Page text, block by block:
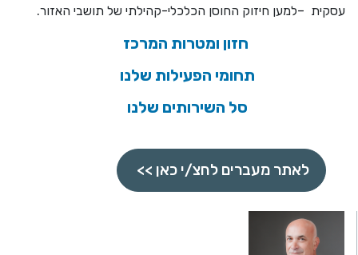
עסקית –למען חיזוק החוסן הכלכלי-קהילתי של תושבי האזור.
חזון ומטרות המרכז
תחומי הפעילות שלנו
סל השירותים שלנו
לאתר מעברים לחצ/י כאן >>